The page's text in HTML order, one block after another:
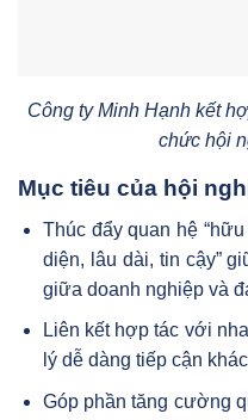
Công ty Minh Hạnh kết
chức hội
Mục tiêu của hội
Thúc đẩy quan hệ
diện, lâu dài, tin cậy”
giữa doanh nghiệp và
Liên kết hợp tác với
lý dễ dàng tiếp cận
Góp phần tăng cường